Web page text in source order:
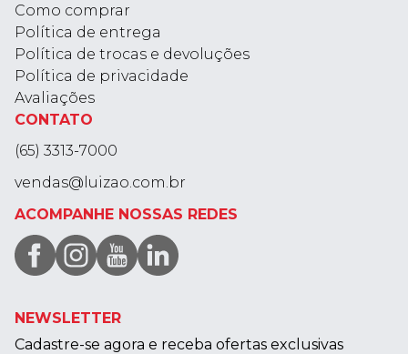
Como comprar
Política de entrega
Política de trocas e devoluções
Política de privacidade
Avaliações
CONTATO
(65) 3313-7000
vendas@luizao.com.br
ACOMPANHE NOSSAS REDES
NEWSLETTER
Cadastre-se agora e receba ofertas exclusivas